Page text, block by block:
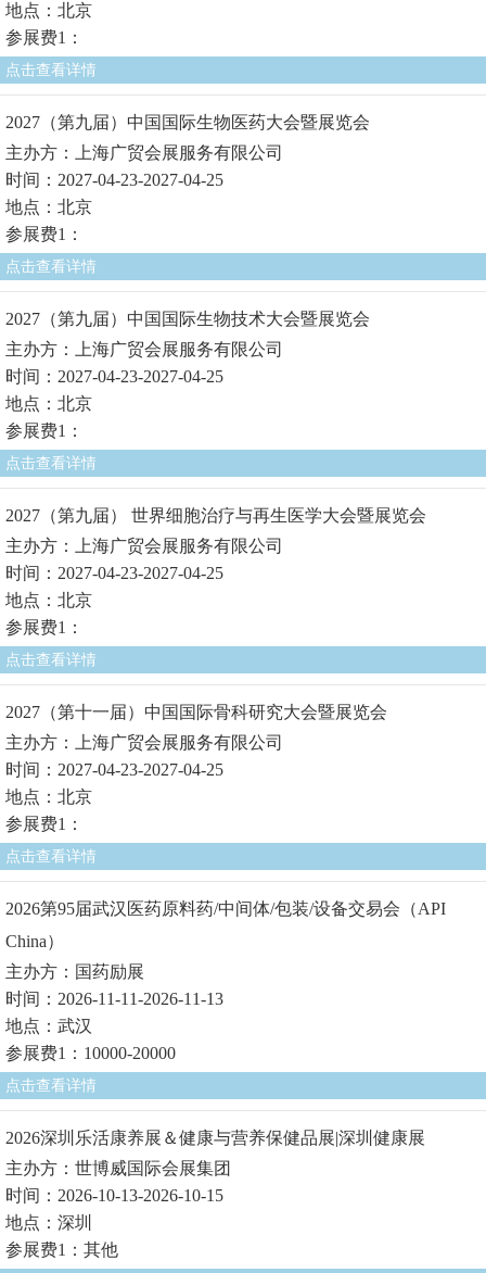
地点：北京
参展费1：
点击查看详情
2027（第九届）中国国际生物医药大会暨展览会
主办方：上海广贸会展服务有限公司
时间：2027-04-23-2027-04-25
地点：北京
参展费1：
点击查看详情
2027（第九届）中国国际生物技术大会暨展览会
主办方：上海广贸会展服务有限公司
时间：2027-04-23-2027-04-25
地点：北京
参展费1：
点击查看详情
2027（第九届） 世界细胞治疗与再生医学大会暨展览会
主办方：上海广贸会展服务有限公司
时间：2027-04-23-2027-04-25
地点：北京
参展费1：
点击查看详情
2027（第十一届）中国国际骨科研究大会暨展览会
主办方：上海广贸会展服务有限公司
时间：2027-04-23-2027-04-25
地点：北京
参展费1：
点击查看详情
2026第95届武汉医药原料药/中间体/包装/设备交易会（API
China）
主办方：国药励展
时间：2026-11-11-2026-11-13
地点：武汉
参展费1：10000-20000
点击查看详情
2026深圳乐活康养展＆健康与营养保健品展|深圳健康展
主办方：世博威国际会展集团
时间：2026-10-13-2026-10-15
地点：深圳
参展费1：其他